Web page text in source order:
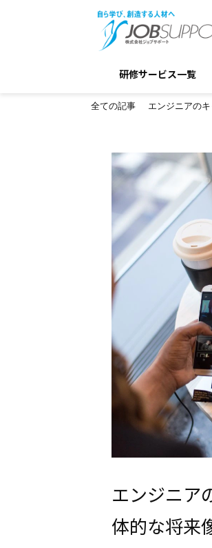
研修サービス一覧
全ての記事 エンジニアの
エンジニア
体的な将来